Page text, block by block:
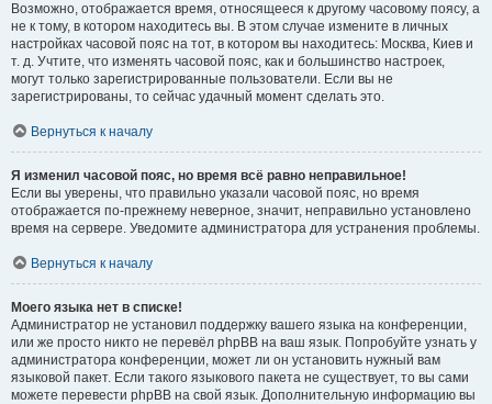
Возможно, отображается время, относящееся к другому часовому поясу, а
не к тому, в котором находитесь вы. В этом случае измените в личных
настройках часовой пояс на тот, в котором вы находитесь: Москва, Киев и
т. д. Учтите, что изменять часовой пояс, как и большинство настроек,
могут только зарегистрированные пользователи. Если вы не
зарегистрированы, то сейчас удачный момент сделать это.
Вернуться к началу
Я изменил часовой пояс, но время всё равно неправильное!
Если вы уверены, что правильно указали часовой пояс, но время
отображается по-прежнему неверное, значит, неправильно установлено
время на сервере. Уведомите администратора для устранения проблемы.
Вернуться к началу
Моего языка нет в списке!
Администратор не установил поддержку вашего языка на конференции,
или же просто никто не перевёл phpBB на ваш язык. Попробуйте узнать у
администратора конференции, может ли он установить нужный вам
языковой пакет. Если такого языкового пакета не существует, то вы сами
можете перевести phpBB на свой язык. Дополнительную информацию вы